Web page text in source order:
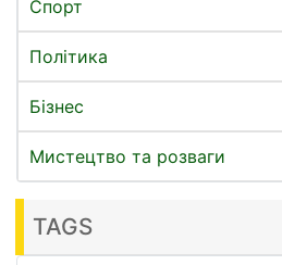
Спорт
Політика
Бізнес
Мистецтво та розваги
TAGS